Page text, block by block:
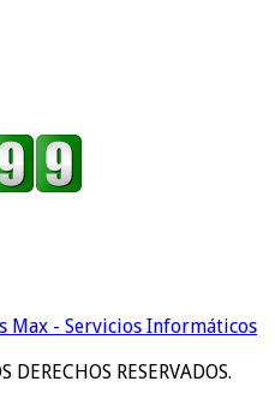
Max - Servicios Informáticos
RESERVADOS.